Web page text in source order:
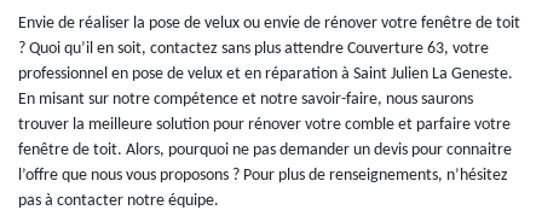
Envie de réaliser la pose de velux ou envie de rénover votre fenêtre de toit
? Quoi qu’il en soit, contactez sans plus attendre Couverture 63, votre
professionnel en pose de velux et en réparation à Saint Julien La Geneste.
En misant sur notre compétence et notre savoir-faire, nous saurons
trouver la meilleure solution pour rénover votre comble et parfaire votre
fenêtre de toit. Alors, pourquoi ne pas demander un devis pour connaitre
l’offre que nous vous proposons ? Pour plus de renseignements, n’hésitez
pas à contacter notre équipe.